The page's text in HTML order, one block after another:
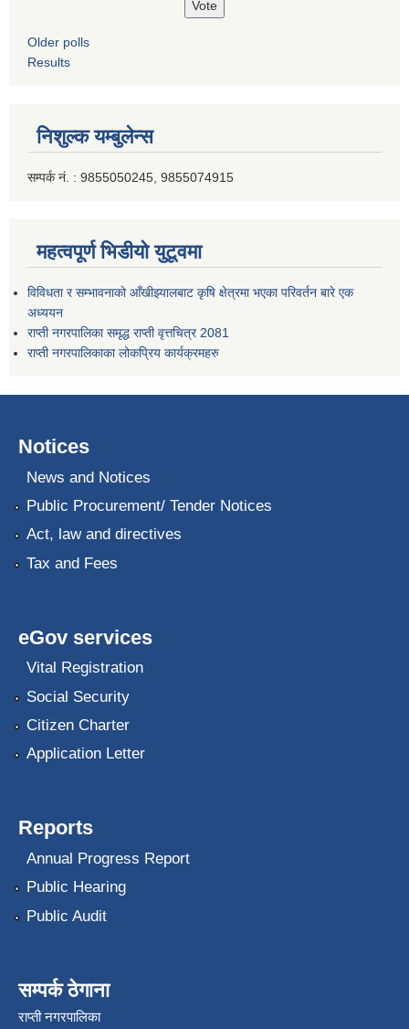
Older polls
Results
निशुल्क यम्बुलेन्स
सम्पर्क नं. : 9855050245, 9855074915
महत्वपूर्ण भिडीयो युटूवमा
विविधता र सम्भावनाको आँखीझ्यालबाट कृषि क्षेत्रमा भएका परिवर्तन बारे एक
अध्ययन
राप्ती नगरपालिका समृद्ध राप्ती वृत्तचित्र 2081
राप्ती नगरपालिकाका लोकप्रिय कार्यक्रमहरु
Notices
News and Notices
Public Procurement/ Tender Notices
Act, law and directives
Tax and Fees
eGov services
Vital Registration
Social Security
Citizen Charter
Application Letter
Reports
Annual Progress Report
Public Hearing
Public Audit
सम्पर्क ठेगाना
राप्ती नगरपालिका